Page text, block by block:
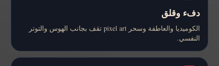
دفء وقلق
الكوميديا والعاطفة وسحر pixel art تقف بجانب الهوس والتوتر
النفسي.